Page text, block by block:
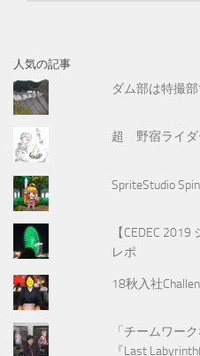
人気の記事
ダム部は特撮
超 野宿ライダ
SpriteStudio
【CEDEC
レポ
18秋入社
「チームワー
『Last